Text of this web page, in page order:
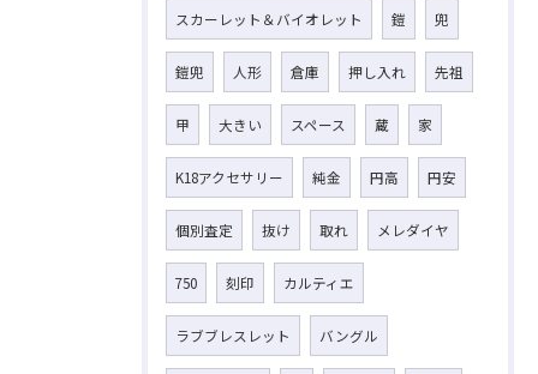
スカーレット＆バイオレット 鎧 兜
鎧兜 人形 倉庫 押し入れ 先祖
甲 大きい スペース 蔵 家
K18アクセサリー 純金 円高 円安
個別査定 抜け 取れ メレダイヤ
750 刻印 カルティエ
ラブブレスレット バングル